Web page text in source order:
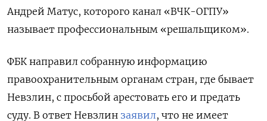
Андрей Матус, которого канал «ВЧК-ОГПУ»
называет профессиональным «решальщиком».
ФБК направил собранную информацию
правоохранительным органам стран, где бывает
Невзлин, с просьбой арестовать его и предать
суду. В ответ Невзлин заявил, что не имеет